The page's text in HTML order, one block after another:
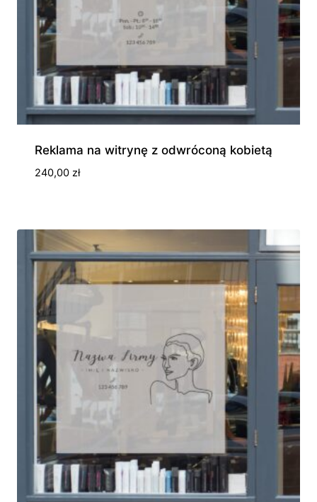
Reklama na witrynę z odwróconą kobietą
240,00 zł